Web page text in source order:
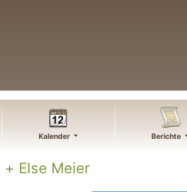
Kalender Berichte
+ Else Meier